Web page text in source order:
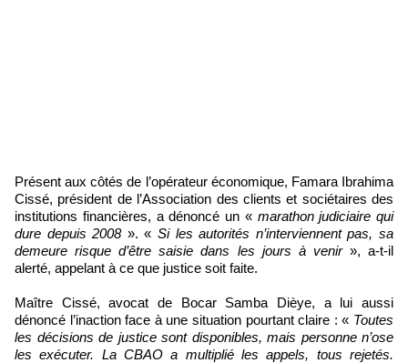
Présent aux côtés de l’opérateur économique, Famara Ibrahima
Cissé, président de l’Association des clients et sociétaires des
institutions financières, a dénoncé un « marathon judiciaire qui
dure depuis 2008». «Si les autorités n’interviennent pas, sa
demeure risque d’être saisie dans les jours à venir », a-t-il
alerté, appelant à ce que justice soit faite.
Maître Cissé, avocat de Bocar Samba Dièye, a lui aussi
dénoncé l’inaction face à une situation pourtant claire : « Toutes
les décisions de justice sont disponibles, mais personne n’ose
les exécuter. La CBAO a multiplié les appels, tous rejetés.